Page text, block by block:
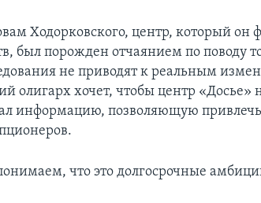
Ходорковского, центр, который он
был порожден отчаянием по поводу
не приводят к реальным
олигарх хочет, чтобы центр «Досье»
информацию, позволяющую привлечь
что это долгосрочные